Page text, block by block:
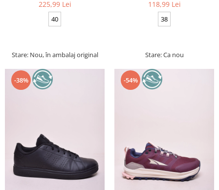
225,99 Lei
40
Stare: Nou, în ambalaj original
118,99 Lei
38
Stare: Ca nou
-38% -54%